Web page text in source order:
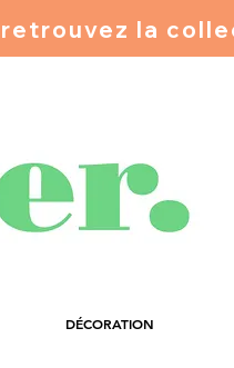
DÉCORATION